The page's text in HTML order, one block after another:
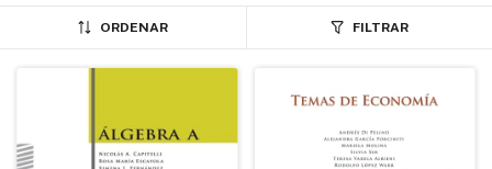
ORDENAR FILTRAR